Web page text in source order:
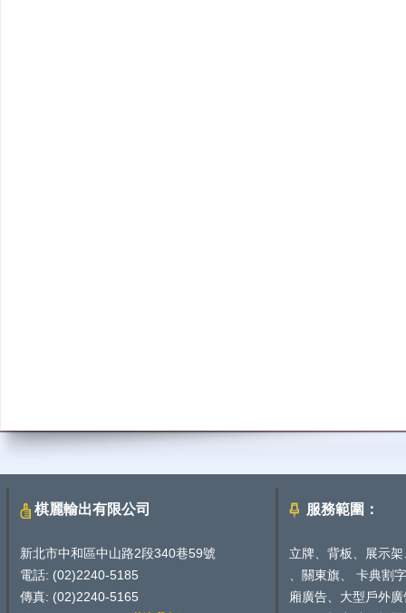
棋麗輸出有限公司
新北市中和區中山路2段340巷59號
電話: (02)2240-5185
傳真: (02)2240-5165
服務範圍：
立牌、背板、展示
、關東旗、 卡典割
廂廣告、大型戶外